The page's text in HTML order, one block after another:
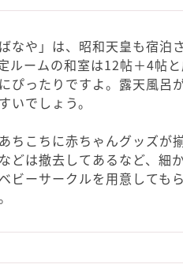
ばなや」は、昭和天皇も宿
ルームの和室は12帖＋4帖
ぴったりですよ。露天風呂
いでしょう。
ちこちに赤ちゃんグッズが
どは撤去してあるなど、細
ビーサークルを用意しても